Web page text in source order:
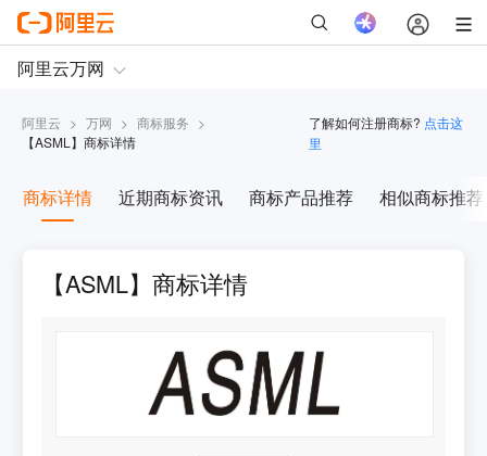
阿里云 > 万网 > 商标服务 >
【ASML 】商标详情
了解如何注册商标? 点击这
里
商标详情 近期商标资讯 商标产品推荐 相似商标推荐
【ASML】商标详情